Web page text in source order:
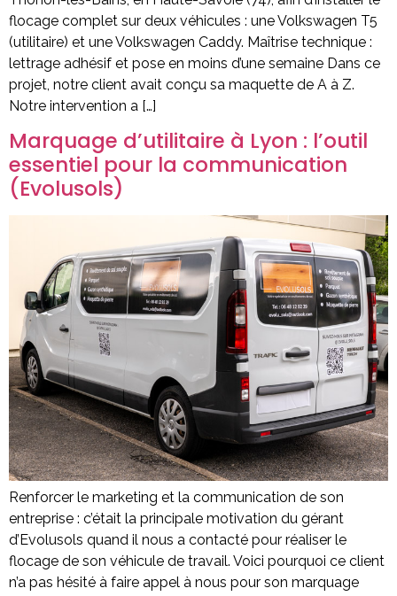
flocage complet sur deux véhicules : une Volkswagen T5
(utilitaire) et une Volkswagen Caddy. Maîtrise technique :
lettrage adhésif et pose en moins d’une semaine Dans ce
projet, notre client avait conçu sa maquette de A à Z.
Notre intervention a […]
Marquage d’utilitaire à Lyon : l’outil
essentiel pour la communication
(Evolusols)
Renforcer le marketing et la communication de son
entreprise : c’était la principale motivation du gérant
d’Evolusols quand il nous a contacté pour réaliser le
flocage de son véhicule de travail. Voici pourquoi ce client
n’a pas hésité à faire appel à nous pour son marquage